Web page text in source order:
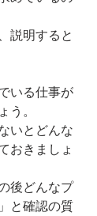
説明すると
いる仕事が
う。
いとどんな
おきましょ
後どんなプ
と確認の質